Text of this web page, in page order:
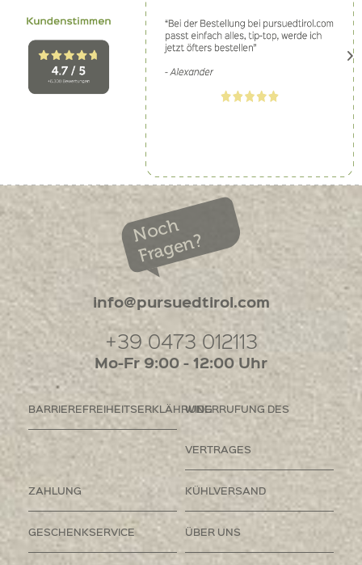
Noch
Fragen?
info@pursuedtirol.com
+39 0473 012113
Mo-Fr 9:00 - 12:00 Uhr
BARRIEREFREIHEITSERKLÄHRUNGWIDERRUFUNG DES
VERTRAGES
ZAHLUNG KÜHLVERSAND
GESCHENKSERVICE ÜBER UNS